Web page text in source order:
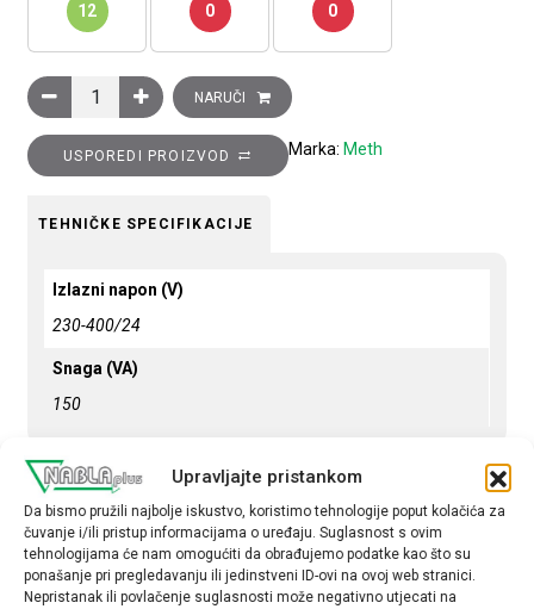
Upravljajte pristankom
Da bismo pružili najbolje iskustvo, koristimo tehnologije poput kolačića za
čuvanje i/ili pristup informacijama o uređaju. Suglasnost s ovim
tehnologijama će nam omogućiti da obrađujemo podatke kao što su
ponašanje pri pregledavanju ili jedinstveni ID-ovi na ovoj web stranici.
Nepristanak ili povlačenje suglasnosti može negativno utjecati na
12 0 0
Transformator naponski 230-400/24V, 150VA količina
NARUČI
USPOREDI PROIZVOD Marka: Meth
TEHNIČKE SPECIFIKACIJE
Izlazni napon (V)
230-400/24
Snaga (VA)
150
Povezani proizvodi